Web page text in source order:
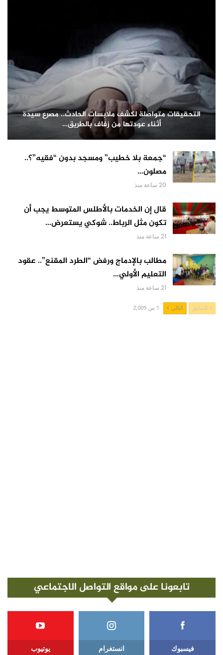
التحقيقات متواصلة لكشف ملابسات الحادث.. مصرع سيدة
أثناء عودتها من زفاف بالطريق…
“جمعة بلا خطيب” ومسجد بدون “فقيه”؟..
مصلون…
20 ساعة منذ
قال إن الخدمات بالأطلس المتوسط يجب أن
تكون مثل الرباط.. شوكي يستعرض…
21 ساعة منذ
مطالب بالإدماج ورفض “الطرد المقنع”.. عقود
التعليم الأولي…
21 ساعة منذ
السابق التالي 1 من 2,009
تابعونا على مواقع التواصل الاجتماعي
فيسبوك انستغرام يوتيوب